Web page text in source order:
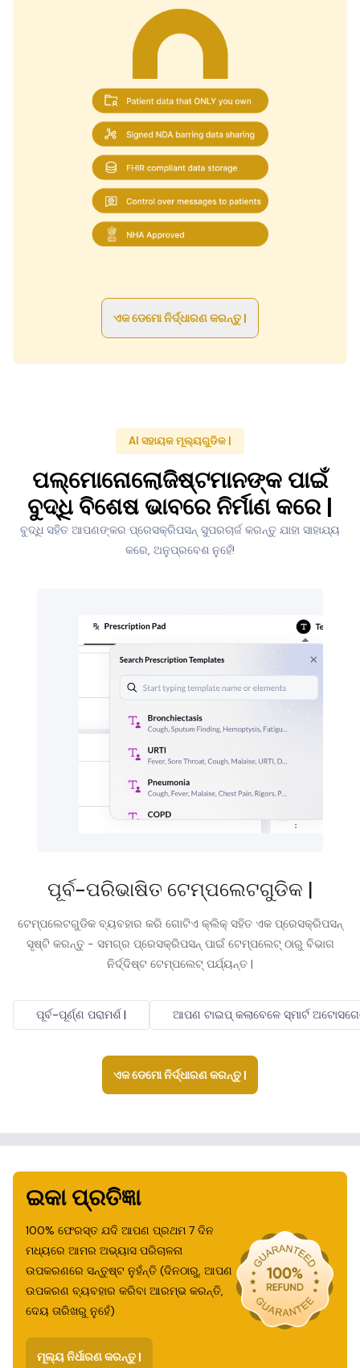
ଏକ ଡେମୋ ନିର୍ଦ୍ଧାରଣ କରନ୍ତୁ |
AI ସହାୟକ ମୂଲ୍ୟଗୁଡିକ |
ପଲ୍ମୋନୋଲୋଜିଷ୍ଟମାନଙ୍କ ପାଇଁ
ବୁଦ୍ଧି ବିଶେଷ ଭାବରେ ନିର୍ମାଣ କରେ |
ବୁଦ୍ଧି ସହିତ ଆପଣଙ୍କର ପ୍ରେସକ୍ରିପସନ୍ ସୁପରଚାର୍ଜ କରନ୍ତୁ ଯାହା ସାହାଯ୍ୟ
କରେ, ଅନୁପ୍ରବେଶ ନୁହେଁ!
ପୂର୍ବ-ପରିଭାଷିତ ଟେମ୍ପଲେଟଗୁଡିକ |
ଟେମ୍ପଲେଟଗୁଡିକ ବ୍ୟବହାର କରି ଗୋଟିଏ କ୍ଲିକ୍ ସହିତ ଏକ ପ୍ରେସକ୍ରିପସନ୍
ସୃଷ୍ଟି କରନ୍ତୁ - ସମଗ୍ର ପ୍ରେସକ୍ରିପସନ୍ ପାଇଁ ଟେମ୍ପଲେଟ୍ ଠାରୁ ବିଭାଗ
ନିର୍ଦ୍ଦିଷ୍ଟ ଟେମ୍ପଲେଟ୍ ପର୍ଯ୍ୟନ୍ତ |
ପୂର୍ବ-ପୂର୍ଣ୍ଣ ପରାମର୍ଶ | ଆପଣ ଟାଇପ୍ କଲାବେଳେ ସ୍ମାର୍ଟ
ଏକ ଡେମୋ ନିର୍ଦ୍ଧାରଣ କରନ୍ତୁ |
ଇକା ପ୍ରତିଜ୍ଞା
100% ଫେରସ୍ତ ଯଦି ଆପଣ ପ୍ରଥମ 7 ଦିନ
ମଧ୍ୟରେ ଆମର ଅଭ୍ୟାସ ପରିଚାଳନା
ଉପକରଣରେ ସନ୍ତୁଷ୍ଟ ନୁହଁନ୍ତି (ଦିନଠାରୁ, ଆପଣ
ଉପକରଣ ବ୍ୟବହାର କରିବା ଆରମ୍ଭ କରନ୍ତି,
ଦେୟ ତାରିଖରୁ ନୁହେଁ)
ମୂଲ୍ୟ ନିର୍ଧାରଣ କରନ୍ତୁ |